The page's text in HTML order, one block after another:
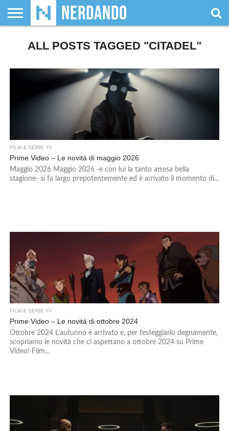
SIAMO
GIOCHI
DA
GIOCHI
VIDEOGAMES
FILM
FUMETTI
& LIBRI
MAGIC:
THE
DUNGEONS
WRESTLING
NERDANDO
AWARDS
BOLLINI
ALL POSTS TAGGED "CITADEL"
FILM & SERIE TV
Prime Video – Le novità di maggio 2026
Maggio 2026 Maggio 2026 -e con lui la tanto attesa bella
stagione- si fa largo prepotentemente ed è arrivato il momento di...
FILM & SERIE TV
Prime Video – Le novità di ottobre 2024
Ottobre 2024 L’autunno è arrivato e, per festeggiarlo degnamente,
scopriamo le novità che ci aspettano a ottobre 2024 su Prime
Video! Film...